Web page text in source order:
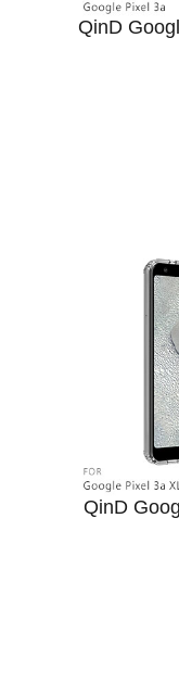
QinD
QinD